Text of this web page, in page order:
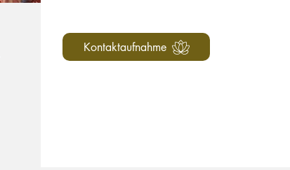
Kontaktaufnahme